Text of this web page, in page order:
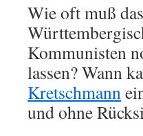
Wie oft muß
Kommunisten
lassen? Wann
Kretschmann
und ohne